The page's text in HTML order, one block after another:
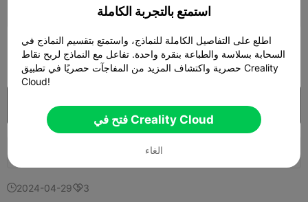
 08h 44m 5 plates
250 
شراء
2024-04-293
استمتع بالتجربة الكاملة
اطلع على التفاصيل الكاملة للنماذج، واستمتع بتقسيم النماذج في
السحابة بسلاسة والطباعة بنقرة واحدة. تفاعل مع النماذج لربح نقاط
حصرية واكتشاف المزيد من المفاجآت حصريًا في تطبيق Creality
Cloud!
فتح في Creality Cloud
الغاء